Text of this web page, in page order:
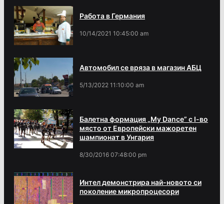
Работа в Германия
10/14/2021 10:45:00 am
Автомобил се вряза в магазин АБЦ
5/13/2022 11:10:00 am
Балетна формация „My Dance” с І-во
място от Европейски мажоретен
шампионат в Унгария
8/30/2016 07:48:00 pm
Интел демонстрира най-новото си
поколение микропроцесори